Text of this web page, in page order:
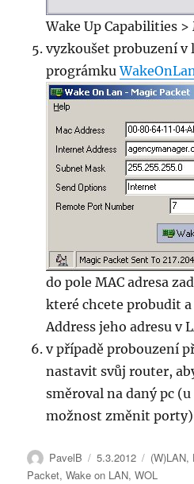
Wake Up Capabilities >
vyzkoušet probuzení
prográmku
do pole MAC adresa
které chcete probudit
Address jeho adresu v
v případě probouzení
nastavit svůj router,
směroval na daný pc
možnost změnit porty)
Autor:
PavelB Publikováno:
5.3.2012 Rubriky:
(W)LAN,
Packet,Wake on LAN,WOL